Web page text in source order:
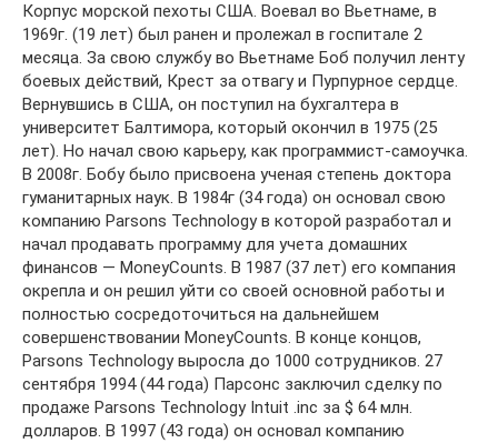
Корпус морской пехоты США. Воевал во Вьетнаме, в
1969г. (19 лет) был ранен и пролежал в госпитале 2
месяца. За свою службу во Вьетнаме Боб получил ленту
боевых действий, Крест за отвагу и Пурпурное сердце.
Вернувшись в США, он поступил на бухгалтера в
университет Балтимора, который окончил в 1975 (25
лет). Но начал свою карьеру, как программист-самоучка.
В 2008г. Бобу было присвоена ученая степень доктора
гуманитарных наук. В 1984г (34 года) он основал свою
компанию Parsons Technology в которой разработал и
начал продавать программу для учета домашних
финансов — MoneyCounts. В 1987 (37 лет) его компания
окрепла и он решил уйти со своей основной работы и
полностью сосредоточиться на дальнейшем
совершенствовании MoneyCounts. В конце концов,
Parsons Technology выросла до 1000 сотрудников. 27
сентября 1994 (44 года) Парсонс заключил сделку по
продаже Parsons Technology Intuit .inc за $ 64 млн.
долларов. В 1997 (43 года) он основал компанию